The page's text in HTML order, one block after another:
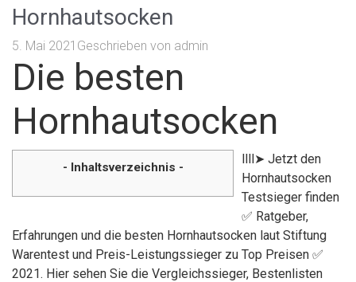
Hornhautsocken
5. Mai 2021 Geschrieben von admin
Die besten
Hornhautsocken
- Inhaltsverzeichnis -
llll➤ Jetzt den
Hornhautsocken
Testsieger finden
✅ Ratgeber,
Erfahrungen und die besten Hornhautsocken laut Stiftung
Warentest und Preis-Leistungssieger zu Top Preisen ✅
2021. Hier sehen Sie die Vergleichssieger, Bestenlisten